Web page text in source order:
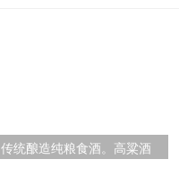
传统酿造纯粮食酒。高粱酒